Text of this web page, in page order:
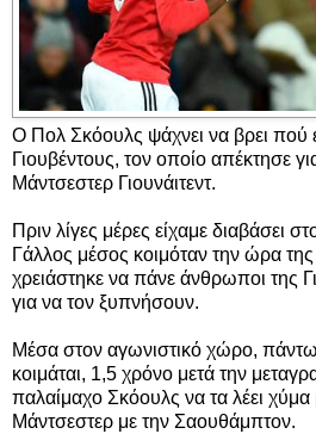
Ο Πολ Σκόουλς ψάχνει να βρει πού
Γιουβέντους, τον οποίο απέκτησε
Μάντσεστερ Γιουνάιτεντ.
Πριν λίγες μέρες είχαμε διαβάσει
Γάλλος μέσος κοιμόταν την ώρα
χρειάστηκε να πάνε άνθρωποι της
για να τον ξυπνήσουν.
Μέσα στον αγωνιστικό χώρο,
κοιμάται, 1,5 χρόνο μετά την
παλαίμαχο Σκόουλς να τα λέει χύμα
Μάντσεστερ με την Σαουθάμπτον.